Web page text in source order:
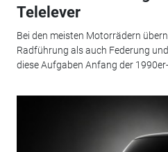
Telelever
Bei den meisten Motorrädern
Radführung als auch Federung
diese Aufgaben Anfang der 1990er-